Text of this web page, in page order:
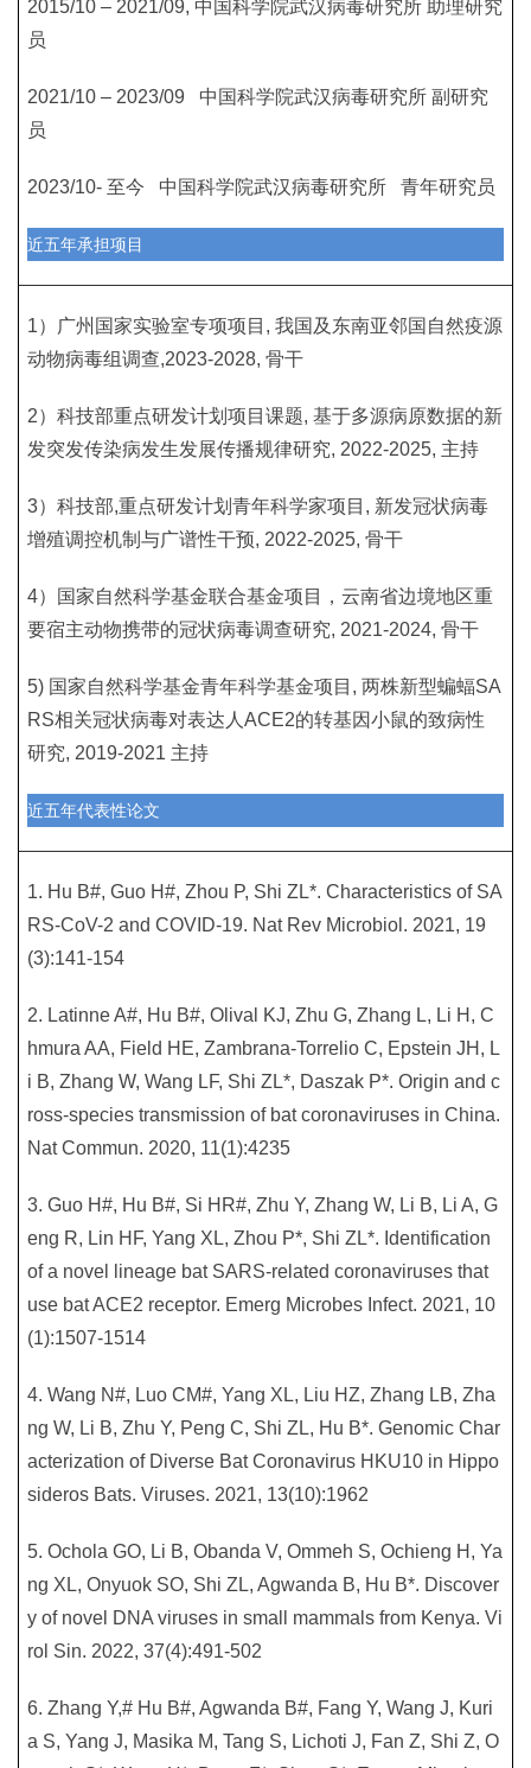
2015/10 – 2021/09, 中国科学院武汉病毒研究所 助理研究
员
2021/10 – 2023/09 中国科学院武汉病毒研究所 副研究
员
2023/10- 至今 中国科学院武汉病毒研究所 青年研究员
近五年承担项目
1）广州国家实验室专项项目, 我国及东南亚邻国自然疫源
动物病毒组调查,2023-2028, 骨干
2）科技部重点研发计划项目课题, 基于多源病原数据的新
发突发传染病发生发展传播规律研究, 2022-2025, 主持
3）科技部,重点研发计划青年科学家项目, 新发冠状病毒
增殖调控机制与广谱性干预, 2022-2025, 骨干
4）国家自然科学基金联合基金项目，云南省边境地区重
要宿主动物携带的冠状病毒调查研究, 2021-2024, 骨干
5) 国家自然科学基金青年科学基金项目, 两株新型蝙蝠SA
RS相关冠状病毒对表达人ACE2的转基因小鼠的致病性
研究, 2019-2021 主持
近五年代表性论文
1. Hu B#, Guo H#, Zhou P, Shi ZL*. Characteristics of SA
RS-CoV-2 and COVID-19. Nat Rev Microbiol. 2021, 19
(3):141-154
2. Latinne A#, Hu B#, Olival KJ, Zhu G, Zhang L, Li H, C
hmura AA, Field HE, Zambrana-Torrelio C, Epstein JH, L
i B, Zhang W, Wang LF, Shi ZL*, Daszak P*. Origin and c
ross-species transmission of bat coronaviruses in China.
Nat Commun. 2020, 11(1):4235
3. Guo H#, Hu B#, Si HR#, Zhu Y, Zhang W, Li B, Li A, G
eng R, Lin HF, Yang XL, Zhou P*, Shi ZL*. Identification
of a novel lineage bat SARS-related coronaviruses that
use bat ACE2 receptor. Emerg Microbes Infect. 2021, 10
(1):1507-1514
4. Wang N#, Luo CM#, Yang XL, Liu HZ, Zhang LB, Zha
ng W, Li B, Zhu Y, Peng C, Shi ZL, Hu B*. Genomic Char
acterization of Diverse Bat Coronavirus HKU10 in Hippo
sideros Bats. Viruses. 2021, 13(10):1962
5. Ochola GO, Li B, Obanda V, Ommeh S, Ochieng H, Ya
ng XL, Onyuok SO, Shi ZL, Agwanda B, Hu B*. Discover
y of novel DNA viruses in small mammals from Kenya. Vi
rol Sin. 2022, 37(4):491-502
6. Zhang Y,# Hu B#, Agwanda B#, Fang Y, Wang J, Kuri
a S, Yang J, Masika M, Tang S, Lichoti J, Fan Z, Shi Z, O